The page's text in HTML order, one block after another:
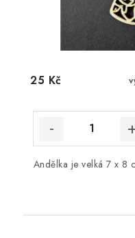
25 Kč
Andělka je velká 7 x 8